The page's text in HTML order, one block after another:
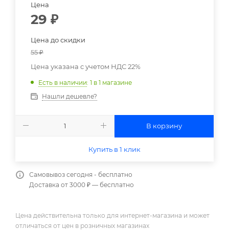
Цена
29 ₽
Цена до скидки
55₽
Цена указана с учетом НДС 22%
Есть в наличии: 1 в 1 магазине
Нашли дешевле?
В корзину
Купить в 1 клик
Самовывоз сегодня - бесплатно
Доставка от 3000 ₽ — бесплатно
Цена действительна только для интернет-магазина и может
отличаться от цен в розничных магазинах